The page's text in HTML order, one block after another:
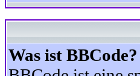
Was ist BBCode?